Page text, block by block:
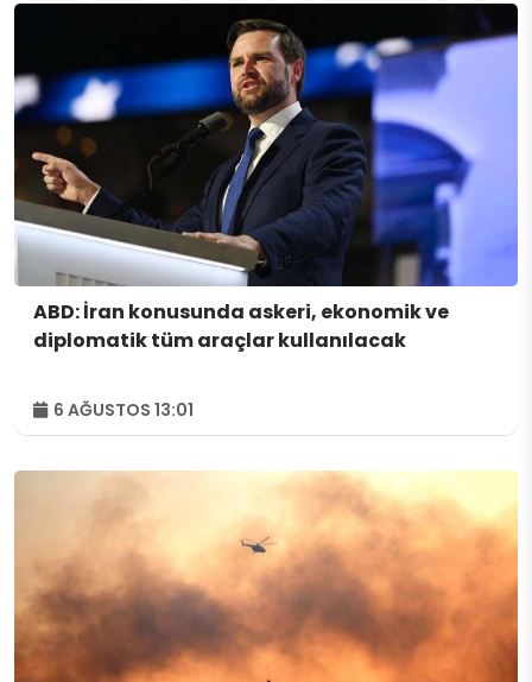
ABD: İran konusunda askeri, ekonomik ve
diplomatik tüm araçlar kullanılacak
6 AĞUSTOS 13:01